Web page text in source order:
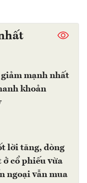
mạnh nhất
khoản
lời tăng, dòng
cổ phiếu vừa
ngoại vẫn mua